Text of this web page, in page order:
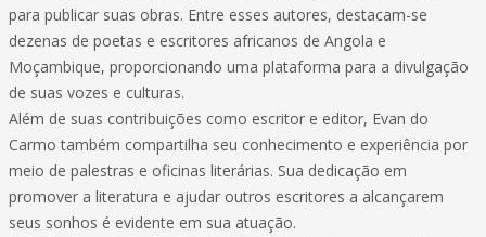
para publicar suas obras. Entre esses autores, destacam-se
dezenas de poetas e escritores africanos de Angola e
Moçambique, proporcionando uma plataforma para a divulgação
de suas vozes e culturas.
Além de suas contribuições como escritor e editor, Evan do
Carmo também compartilha seu conhecimento e experiência por
meio de palestras e oficinas literárias. Sua dedicação em
promover a literatura e ajudar outros escritores a alcançarem
seus sonhos é evidente em sua atuação.